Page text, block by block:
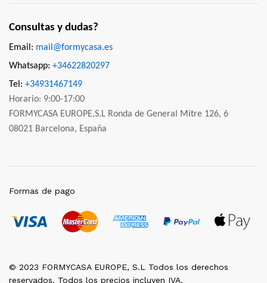
Consultas y dudas?
Email: mail@formycasa.es
Whatsapp: +34622820297
Tel: +34931467149
Horario: 9:00-17:00
FORMYCASA EUROPE,S.L Ronda de General Mitre 126, 6
08021 Barcelona, España
© 2023 FORMYCASA EUROPE, S.L Todos los derechos
reservados. Todos los precios incluyen IVA.
Formas de pago